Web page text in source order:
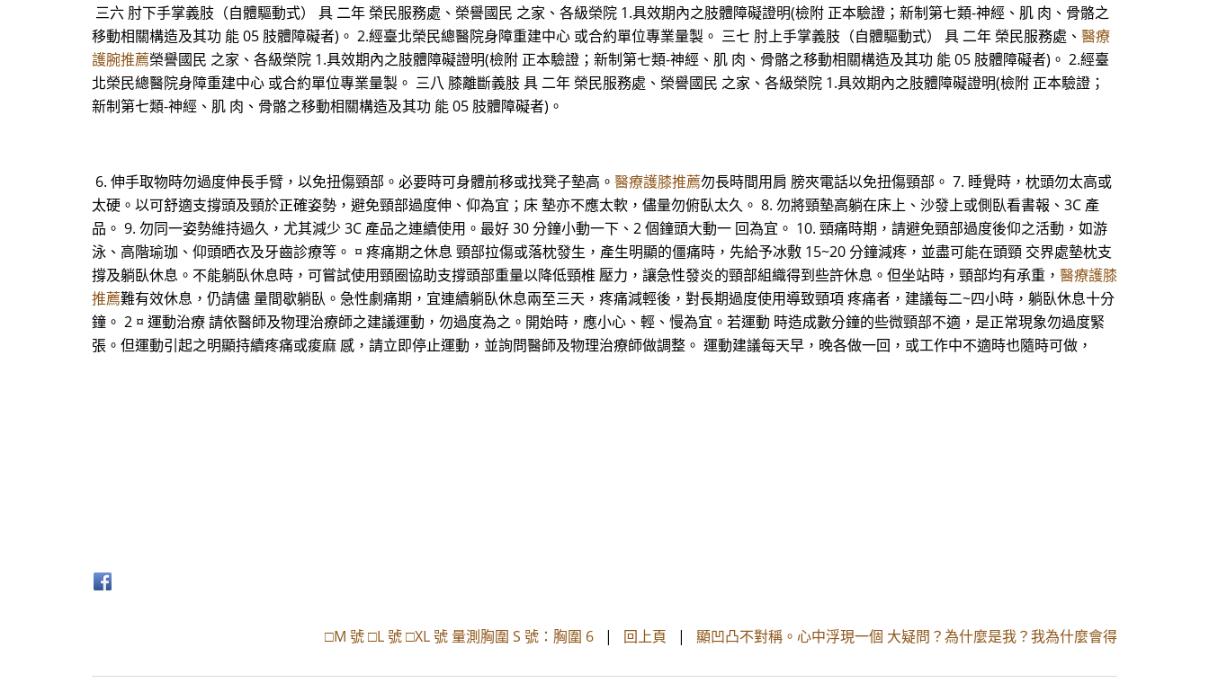
三六 肘下手掌義肢（自體驅動式） 具 二年 榮民服務處、榮譽國民 之家、各級榮院 1.具效期內之肢體障礙證明(檢附 正本驗證；新制第七類-神經、肌 肉、骨骼之
移動相關構造及其功 能 05 肢體障礙者)。 2.經臺北榮民總醫院身障重建中心 或合約單位專業量製。 三七 肘上手掌義肢（自體驅動式） 具 二年 榮民服務處、 醫療
護腕推薦榮譽國民 之家、各級榮院 1.具效期內之肢體障礙證明(檢附 正本驗證；新制第七類-神經、肌 肉、骨骼之移動相關構造及其功 能 05 肢體障礙者)。 2.經臺
北榮民總醫院身障重建中心 或合約單位專業量製。 三八 膝離斷義肢 具 二年 榮民服務處、榮譽國民 之家、各級榮院 1.具效期內之肢體障礙證明(檢附 正本驗證；
新制第七類-神經、肌 肉、骨骼之移動相關構造及其功 能 05 肢體障礙者)。
6. 伸手取物時勿過度伸長手臂，以免扭傷頸部。必要時可身體前移或找凳子墊高。 醫療護膝推薦勿長時間用肩 膀夾電話以免扭傷頸部。 7. 睡覺時，枕頭勿太高或
太硬。以可舒適支撐頭及頸於正確姿勢，避免頸部過度伸、仰為宜；床 墊亦不應太軟，儘量勿俯臥太久。 8. 勿將頸墊高躺在床上、沙發上或側臥看書報、3C 產
品。 9. 勿同一姿勢維持過久，尤其減少 3C 產品之連續使用。最好 30 分鐘小動一下、2 個鐘頭大動一 回為宜。 10. 頸痛時期，請避免頸部過度後仰之活動，如游
泳、高階瑜珈、仰頭晒衣及牙齒診療等。 ¤ 疼痛期之休息 頸部拉傷或落枕發生，產生明顯的僵痛時，先給予冰敷 15~20 分鐘減疼，並盡可能在頭頸 交界處墊枕支
撐及躺臥休息。不能躺臥休息時，可嘗試使用頸圈協助支撐頭部重量以降低頸椎 壓力，讓急性發炎的頸部組織得到些許休息。但坐站時，頸部均有承重， 醫療護膝
推薦難有效休息，仍請儘 量間歇躺臥。急性劇痛期，宜連續躺臥休息兩至三天，疼痛減輕後，對長期過度使用導致頸項 疼痛者，建議每二~四小時，躺臥休息十分
鐘。 2 ¤ 運動治療 請依醫師及物理治療師之建議運動，勿過度為之。開始時，應小心、輕、慢為宜。若運動 時造成數分鐘的些微頸部不適，是正常現象勿過度緊
張。但運動引起之明顯持續疼痛或痠麻 感，請立即停止運動，並詢問醫師及物理治療師做調整。 運動建議每天早，晚各做一回，或工作中不適時也隨時可做，
□M 號 □L 號 □XL 號 量測胸圍 S 號：胸圍 6 | 回上頁 | 顯凹凸不對稱。心中浮現一個 大疑問？為什麼是我？我為什麼會得